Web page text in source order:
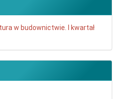
w budownictwie. I kwartał